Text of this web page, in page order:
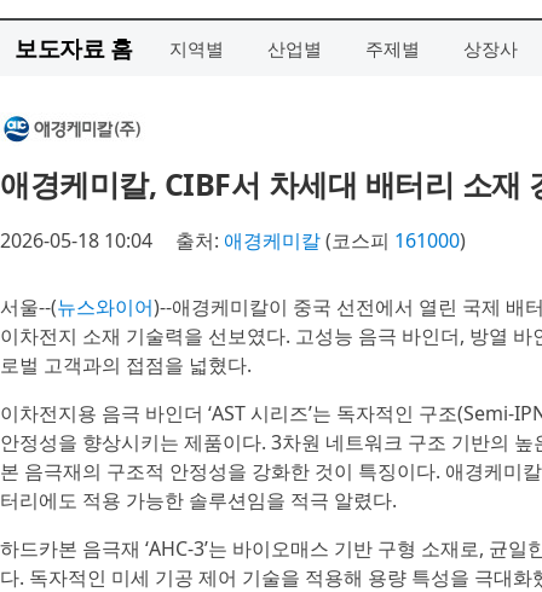
보도자료 홈 지역별 산업별 주제별 상장사
애경케미칼, CIBF서 차세대 배터리 소재
2026-05-18 10:04 출처: 애경케미칼(코스피 161000)
서울--(뉴스와이어)--애경케미칼이 중국 선전에서 열린 국제
이차전지 소재 기술력을 선보였다. 고성능 음극 바인더, 방열
로벌 고객과의 접점을 넓혔다.
이차전지용 음극 바인더 ‘AST 시리즈’는 독자적인 구조(Semi-
안정성을 향상시키는 제품이다. 3차원 네트워크 구조 기반의
본 음극재의 구조적 안정성을 강화한 것이 특징이다. 애경케미
터리에도 적용 가능한 솔루션임을 적극 알렸다.
하드카본 음극재 ‘AHC-3’는 바이오매스 기반 구형 소재로, 균
다. 독자적인 미세 기공 제어 기술을 적용해 용량 특성을 극대